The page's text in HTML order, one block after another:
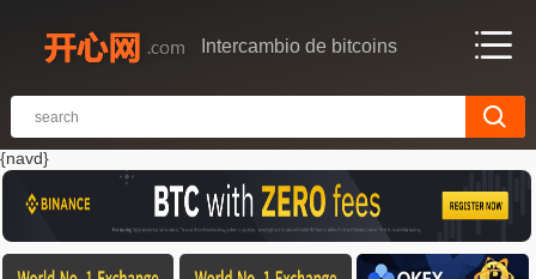
Intercambio de bitcoins
{navd}